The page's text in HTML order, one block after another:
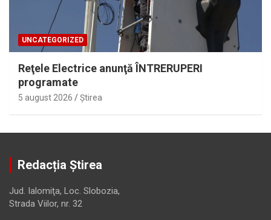
UNCATEGORIZED
Reţele Electrice anunţă ÎNTRERUPERI
programate
5 august 2026 Ştirea
Redacția Știrea
Jud. Ialomiţa, Loc. Slobozia,
Strada Viilor, nr. 32